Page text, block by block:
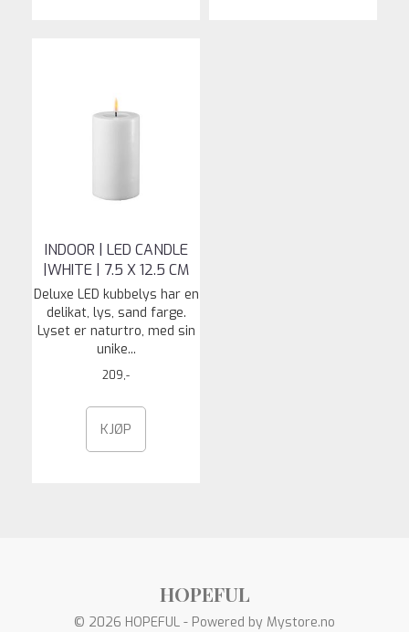
INDOOR | LED CANDLE
|WHITE | 7.5 X 12.5 CM
Deluxe LED kubbelys har en
delikat, lys, sand farge.
Lyset er naturtro, med sin
unike...
209,-
KJØP
HOPEFUL
© 2026 HOPEFUL - Powered by Mystore.no